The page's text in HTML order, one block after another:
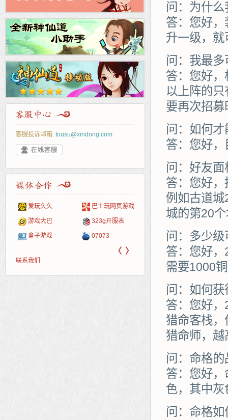
客服投诉邮箱: tousu@xindong.com
爱玩久久 巴士玩网页游戏
游戏大巴 323g开服表
盒子游戏 07073
页游网
新浪页游 网易
多玩
Cwan
游一游
5617网游网 一游网
开服网
4q5q游戏
〈 〉
联系我们
问：为什
答：您好
升一级，
问：我最
答：您好
以上阵的
要再次招
问：如何
答：您好
问：好友
答：您好
例如古道
城的第20
问：多少
答：您好
需要1000
问：如何
答：您好
猎命客栈
猎命师，
问：命格
答：您好
色，其中
问：命格